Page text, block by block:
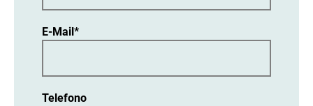
E-Mail*
Telefono